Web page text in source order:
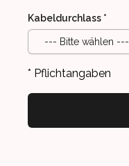
Kabeldurchlass *
--- Bitte wählen ---
* Pflichtangaben